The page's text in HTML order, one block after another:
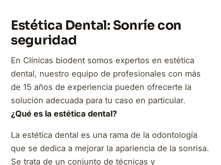
Estética Dental: Sonríe con
seguridad
En Clínicas biodent somos expertos en estética
dental, nuestro equipo de profesionales con más
de 15 años de experiencia pueden ofrecerte la
solución adecuada para tu caso en particular.
¿Qué es la estética dental?
La estética dental es una rama de la odontología
que se dedica a mejorar la apariencia de la sonrisa.
Se trata de un conjunto de técnicas y